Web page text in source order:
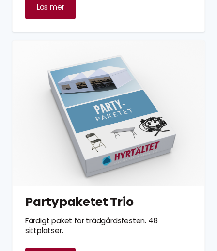
Läs mer
Partypaketet Trio
Färdigt paket för trädgårdsfesten. 48
sittplatser.